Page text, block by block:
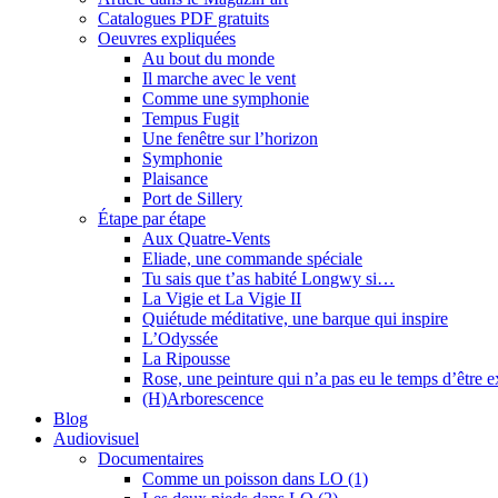
Catalogues PDF gratuits
Oeuvres expliquées
Au bout du monde
Il marche avec le vent
Comme une symphonie
Tempus Fugit
Une fenêtre sur l’horizon
Symphonie
Plaisance
Port de Sillery
Étape par étape
Aux Quatre-Vents
Eliade, une commande spéciale
Tu sais que t’as habité Longwy si…
La Vigie et La Vigie II
Quiétude méditative, une barque qui inspire
L’Odyssée
La Ripousse
Rose, une peinture qui n’a pas eu le temps d’être
(H)Arborescence
Blog
Audiovisuel
Documentaires
Comme un poisson dans LO (1)